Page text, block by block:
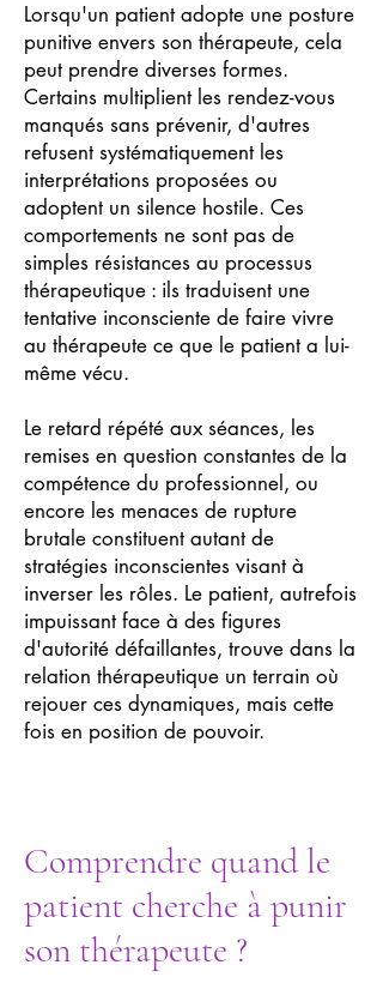
Lorsqu'un patient adopte une posture
punitive envers son thérapeute, cela
peut prendre diverses formes.
Certains multiplient les rendez-vous
manqués sans prévenir, d'autres
refusent systématiquement les
interprétations proposées ou
adoptent un silence hostile. Ces
comportements ne sont pas de
simples résistances au processus
thérapeutique : ils traduisent une
tentative inconsciente de faire vivre
au thérapeute ce que le patient a lui-
même vécu.
Le retard répété aux séances, les
remises en question constantes de la
compétence du professionnel, ou
encore les menaces de rupture
brutale constituent autant de
stratégies inconscientes visant à
inverser les rôles. Le patient, autrefois
impuissant face à des figures
d'autorité défaillantes, trouve dans la
relation thérapeutique un terrain où
rejouer ces dynamiques, mais cette
fois en position de pouvoir.
Comprendre quand le
patient cherche à punir
son thérapeute ?